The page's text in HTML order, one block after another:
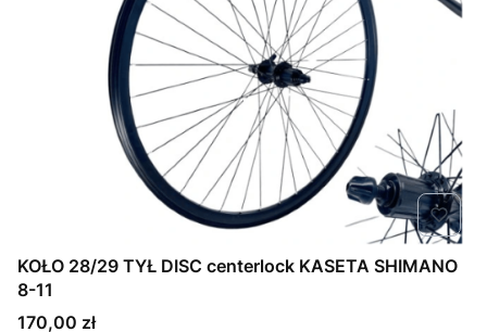
KOŁO 28/29 TYŁ DISC centerlock KASETA SHIMANO
8-11
Cena
170,00 zł